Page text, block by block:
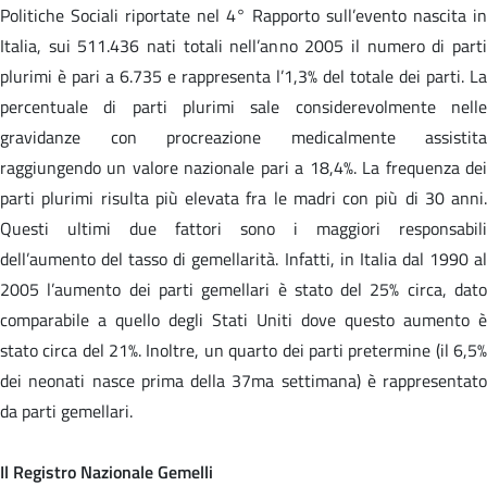
Politiche Sociali riportate nel 4° Rapporto sull’evento nascita in
Italia, sui 511.436 nati totali nell’anno 2005 il numero di parti
plurimi è pari a 6.735 e rappresenta l’1,3% del totale dei parti. La
percentuale di parti plurimi sale considerevolmente nelle
gravidanze con procreazione medicalmente assistita
raggiungendo un valore nazionale pari a 18,4%. La frequenza dei
parti plurimi risulta più elevata fra le madri con più di 30 anni.
Questi ultimi due fattori sono i maggiori responsabili
dell’aumento del tasso di gemellarità. Infatti, in Italia dal 1990 al
2005 l’aumento dei parti gemellari è stato del 25% circa, dato
comparabile a quello degli Stati Uniti dove questo aumento è
stato circa del 21%. Inoltre, un quarto dei parti pretermine (il 6,5%
dei neonati nasce prima della 37ma settimana) è rappresentato
da parti gemellari.
Il Registro Nazionale Gemelli